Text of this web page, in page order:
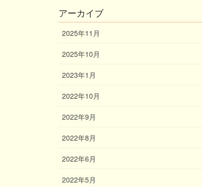
アーカイブ
2025年11月
2025年10月
2023年1月
2022年10月
2022年9月
2022年8月
2022年6月
2022年5月